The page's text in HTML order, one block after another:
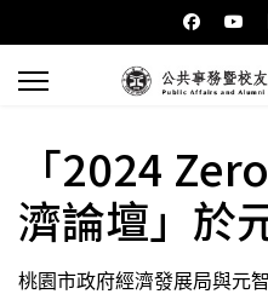
「2024
濟論壇」於
桃園市政府經濟發展局與元